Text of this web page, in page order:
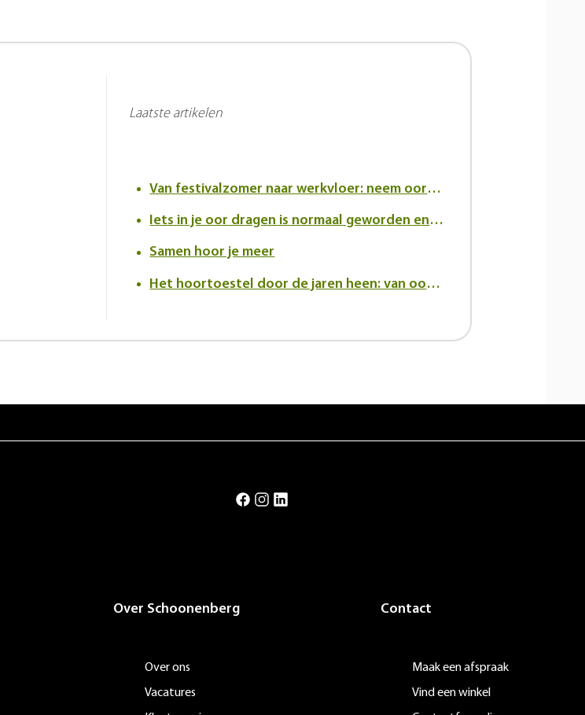
Laatste artikelen
Van festivalzomer naar werkvloer: neem oorsuizen serieus
Iets in je oor dragen is normaal geworden en dat verandert de kijk op hoortoestellen
Samen hoor je meer
Het hoortoestel door de jaren heen: van oortrompet tot innovatief in-het-oor toestel.
Over Schoonenberg
Over ons
Vacatures
Contact
Maak een afspraak
Vind een winkel